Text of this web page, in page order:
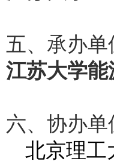
五、承办单
江苏大学
六、协办单
北京理工